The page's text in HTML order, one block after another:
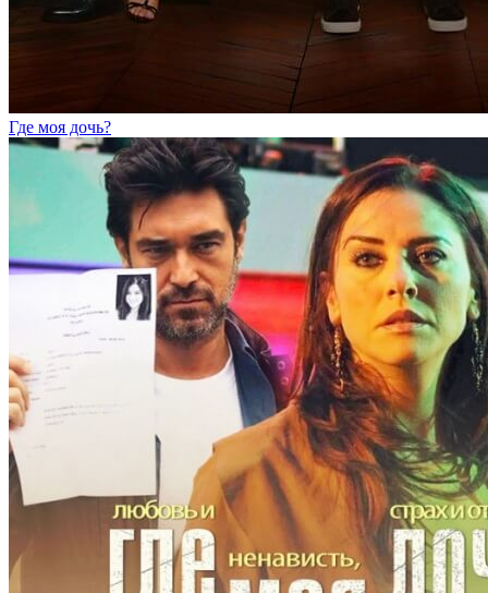
Где моя дочь?